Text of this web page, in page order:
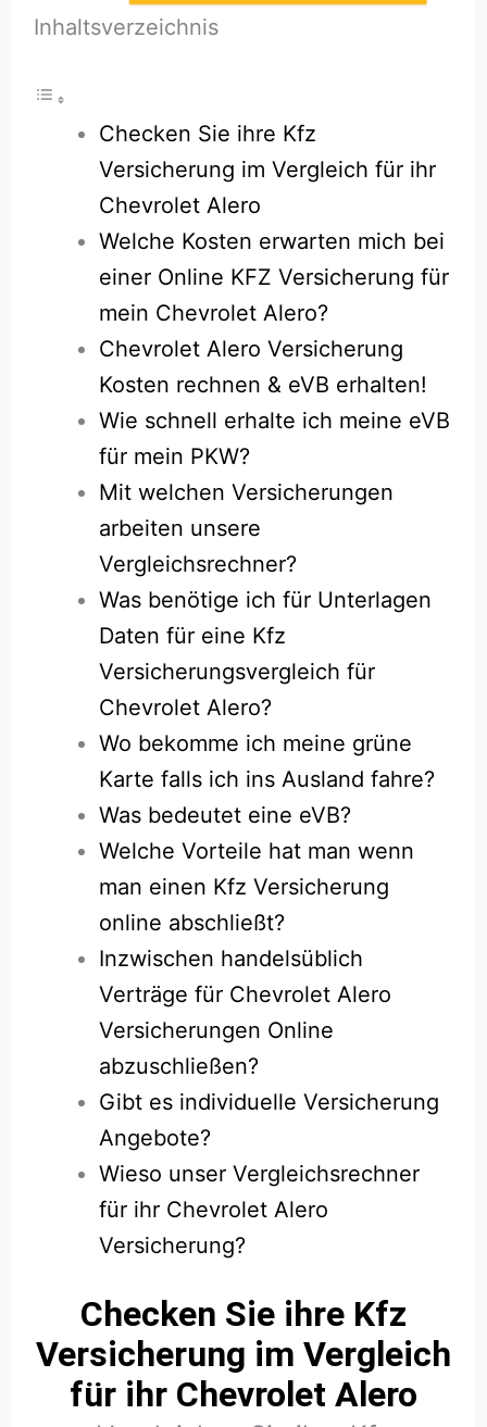
Inhaltsverzeichnis
Checken Sie ihre Kfz
Versicherung im Vergleich für ihr
Chevrolet Alero
Welche Kosten erwarten mich bei
einer Online KFZ Versicherung für
mein Chevrolet Alero?
Chevrolet Alero Versicherung
Kosten rechnen & eVB erhalten!
Wie schnell erhalte ich meine eVB
für mein PKW?
Mit welchen Versicherungen
arbeiten unsere
Vergleichsrechner?
Was benötige ich für Unterlagen
Daten für eine Kfz
Versicherungsvergleich für
Chevrolet Alero?
Wo bekomme ich meine grüne
Karte falls ich ins Ausland fahre?
Was bedeutet eine eVB?
Welche Vorteile hat man wenn
man einen Kfz Versicherung
online abschließt?
Inzwischen handelsüblich
Verträge für Chevrolet Alero
Versicherungen Online
abzuschließen?
Gibt es individuelle Versicherung
Angebote?
Wieso unser Vergleichsrechner
für ihr Chevrolet Alero
Versicherung?
Checken Sie ihre Kfz
Versicherung im Vergleich
für ihr Chevrolet Alero